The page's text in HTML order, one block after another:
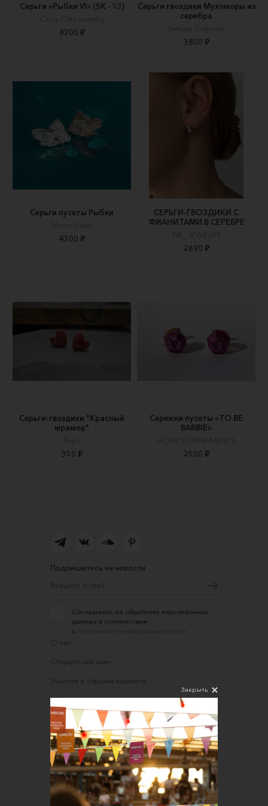
Серьги «Рыбки VI» (SK - 53)
Cozy Cats jewelry
8200 ₽
Серьги гвоздики Мухоморы из
серебра
Гнездо Сороки
3800 ₽
Серьги пусеты Рыбки
Moon River
4300 ₽
СЕРЬГИ-ГВОЗДИКИ С
ФИАНИТАМИ В СЕРЕБРЕ
NK_JEWELRY
2690 ₽
Серьги-гвоздики "Красный
мрамор"
Тирс
350 ₽
Сережки пусеты «TO BE
BARBIE»
HONEY ORNAMENTS
2500 ₽
Подпишитесь на новости
Соглашаюсь на обработку персональных
данных в соответствии
с
О нас
Открыть магазин
Участие в офлайн-маркете
FAQ
Требования к фотографиям
Обратная связь
Соглашение об оказании услуг
Правила сайта
Оферта для продавцов
Закрыть